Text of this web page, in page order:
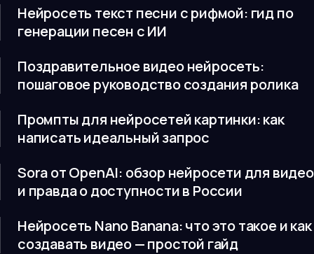
Нейросеть текст песни с рифмой: гид по
генерации песен с ИИ
Поздравительное видео нейросеть:
пошаговое руководство создания ролика
Промпты для нейросетей картинки: как
написать идеальный запрос
Sora от OpenAI: обзор нейросети для видео
и правда о доступности в России
Нейросеть Nano Banana: что это такое и как
создавать видео — простой гайд